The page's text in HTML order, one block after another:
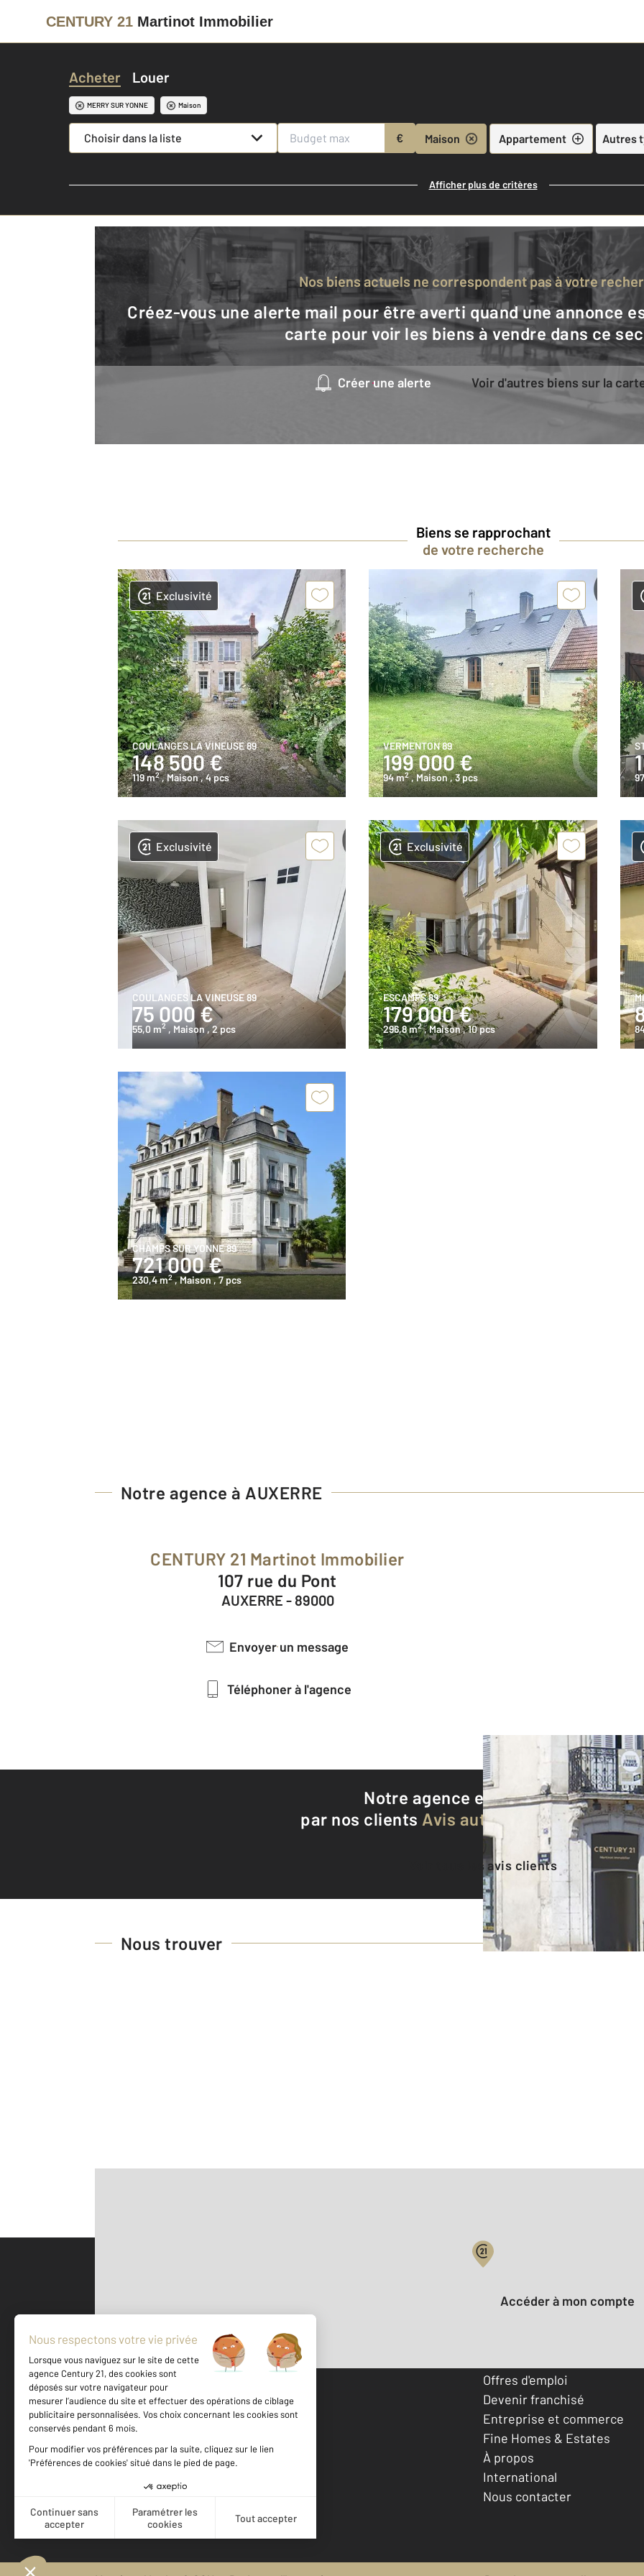
CENTURY 21 Martinot Immobilier
Acheter Louer
MERRY SUR YONNE Maison
Choisir dans la liste € Maison Appartement Autres
Afficher plus de critères
Nos biens actuels ne correspondent pas à votre
Créez-vous une alerte mail pour être averti quand une annonce est en ligne et consultez la
carte pour voir les biens à vendre dans ce
Créer une alerte Voir d'autres biens sur la
Biens se rapprochant
de votre recherche
Exclusivité
COULANGES LA VINEUSE 89
148 500 €
119 m2 , Maison, 4 pcs
VERMENTON 89
199 000 €
94 m2 , Maison , 3 pcs
Exclusivité
COULANGES LA VINEUSE 89
75 000 €
55,0 m2 , Maison, 2 pcs
Exclusivité
ESCAMPS 89
179 000 €
296,8 m2 , Maison, 10 pcs
CHAMPS SUR YONNE 89
721 000 €
230,4 m2 , Maison, 7 pcs
Notre agence à AUXERRE
CENTURY 21 Martinot Immobilier
107 rue du Pont
AUXERRE - 89000
Envoyer un message
Téléphoner à l'agence
Notre agence est notée8,9/10
par nos clients Avis authentifiés par
Voir tous les avis clients
Nous trouver
500 m ©Mappy
Votre compte :
Accéder à mon compte
Votre agence est notée
Achat
Location
Offres d'emploi
Devenir franchisé
Entreprise et commerce
Fine Homes & Estates
À propos
International
Nous contacter